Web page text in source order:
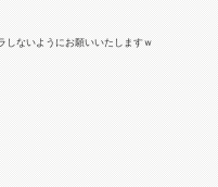
しないようにお願いいたしますｗ